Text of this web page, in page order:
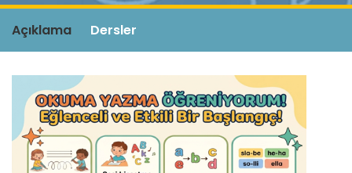
Açıklama Dersler